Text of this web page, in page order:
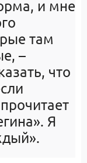
и мне
там
–
что
Я